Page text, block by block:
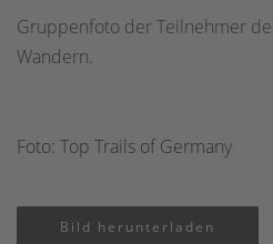
Gruppenfoto der Teilnehmer
Wandern.
Foto: Top Trails of Germany
Bild herunterladen